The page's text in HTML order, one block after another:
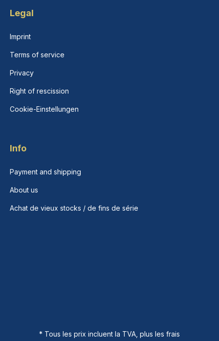
Legal
Imprint
Terms of service
Privacy
Right of rescission
Cookie-Einstellungen
Info
Payment and shipping
About us
Achat de vieux stocks / de fins de série
* Tous les prix incluent la TVA, plus les frais